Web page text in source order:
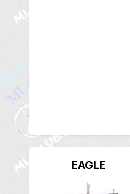
EAGLE